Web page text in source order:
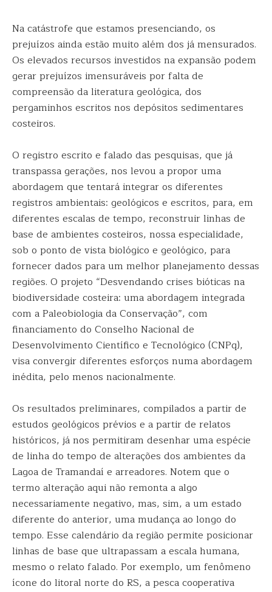
Na catástrofe que estamos presenciando, os
prejuízos ainda estão muito além dos já mensurados.
Os elevados recursos investidos na expansão podem
gerar prejuízos imensuráveis por falta de
compreensão da literatura geológica, dos
pergaminhos escritos nos depósitos sedimentares
costeiros.
O registro escrito e falado das pesquisas, que já
transpassa gerações, nos levou a propor uma
abordagem que tentará integrar os diferentes
registros ambientais: geológicos e escritos, para, em
diferentes escalas de tempo, reconstruir linhas de
base de ambientes costeiros, nossa especialidade,
sob o ponto de vista biológico e geológico, para
fornecer dados para um melhor planejamento dessas
regiões. O projeto “Desvendando crises bióticas na
biodiversidade costeira: uma abordagem integrada
com a Paleobiologia da Conservação”, com
financiamento do Conselho Nacional de
Desenvolvimento Científico e Tecnológico (CNPq),
visa convergir diferentes esforços numa abordagem
inédita, pelo menos nacionalmente.
Os resultados preliminares, compilados a partir de
estudos geológicos prévios e a partir de relatos
históricos, já nos permitiram desenhar uma espécie
de linha do tempo de alterações dos ambientes da
Lagoa de Tramandaí e arreadores. Notem que o
termo alteração aqui não remonta a algo
necessariamente negativo, mas, sim, a um estado
diferente do anterior, uma mudança ao longo do
tempo. Esse calendário da região permite posicionar
linhas de base que ultrapassam a escala humana,
mesmo o relato falado. Por exemplo, um fenômeno
ícone do litoral norte do RS, a pesca cooperativa